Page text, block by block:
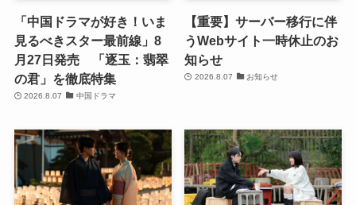
「中国ドラマが好き！いま
見るべきスター最前線」8
月27日発売 「逐玉：翡翠
の君」を徹底特集
2026.8.07 中国ドラマ
【重要】サーバー移行に伴
うWebサイト一時休止のお
知らせ
2026.8.07 お知らせ